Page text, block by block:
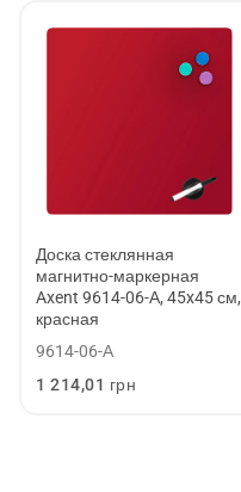
Доска стеклянная
магнитно-маркерная
Axent 9614-06-А, 45x45 см,
красная
9614-06-А
Обычная
1 214,01 грн